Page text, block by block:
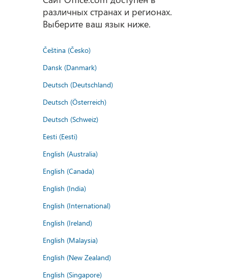
различных странах и регионах.
Выберите ваш язык ниже.
Čeština (Česko)
Dansk (Danmark)
Deutsch (Deutschland)
Deutsch (Österreich)
Deutsch (Schweiz)
Eesti (Eesti)
English (Australia)
English (Canada)
English (India)
English (International)
English (Ireland)
English (Malaysia)
English (New Zealand)
English (Singapore)